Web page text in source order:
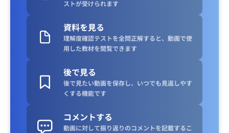
ストが受けられます
資料を見る
理解度確認テストを全問正解すると、動画で使
用した教材を閲覧できます
後で見る
後で見たい動画を保存し、いつでも見返しやす
くする機能です
コメントする
動画に対して振り返りのコメントを記載するこ